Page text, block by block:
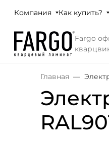
Компания Как купить?
Fargo
Главная